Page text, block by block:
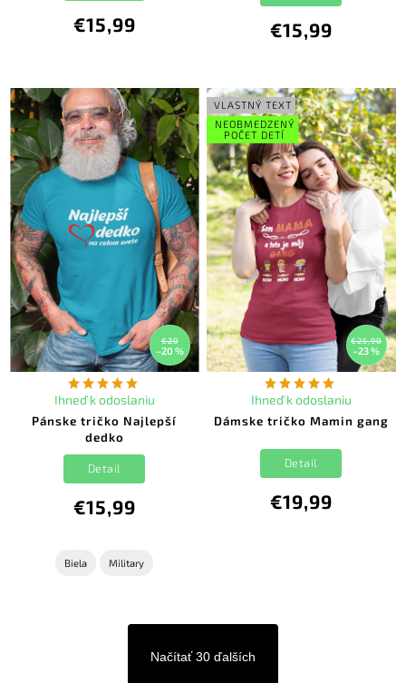
€15,99 €15,99
€20
–20 %
Pánske tričko Najlepší
dedko
Ihneď k odoslaniu
€15,99
Detail
Biela Military
VLASTNÝ TEXT
NEOBMEDZENÝ
POČET DETÍ
€25,90
–23 %
Dámske tričko Mamin gang
Ihneď k odoslaniu
€19,99
Detail
Načítať 30 ďalších